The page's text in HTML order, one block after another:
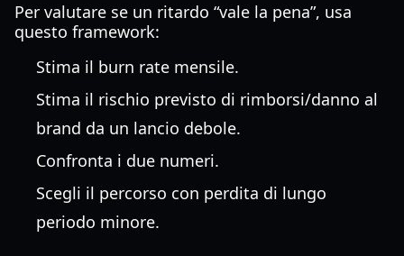
Per valutare se un ritardo “vale la pena”, usa
questo framework:
Stima il burn rate mensile.
Stima il rischio previsto di rimborsi/danno al
brand da un lancio debole.
Confronta i due numeri.
Scegli il percorso con perdita di lungo
periodo minore.